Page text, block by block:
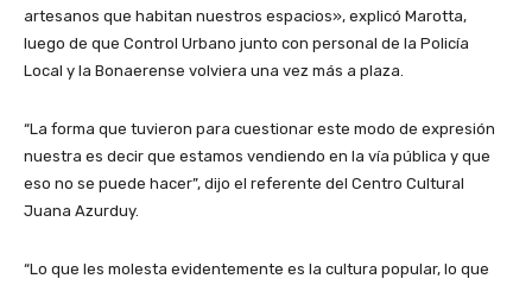
artesanos que habitan nuestros espacios», explicó Marotta,
luego de que Control Urbano junto con personal de la Policía
Local y la Bonaerense volviera una vez más a plaza.
“La forma que tuvieron para cuestionar este modo de expresión
nuestra es decir que estamos vendiendo en la vía pública y que
eso no se puede hacer”, dijo el referente del Centro Cultural
Juana Azurduy.
“Lo que les molesta evidentemente es la cultura popular, lo que